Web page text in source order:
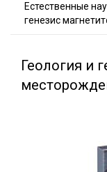
Естественные
генезис
Геология и